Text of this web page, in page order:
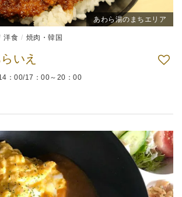
あわら湯のまちエリア
洋食 焼肉・韓国
いえ
：00/17：00～20：00